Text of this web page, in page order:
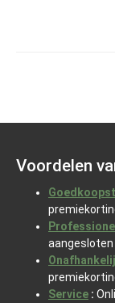
Voordelen
aangesloten
Service :